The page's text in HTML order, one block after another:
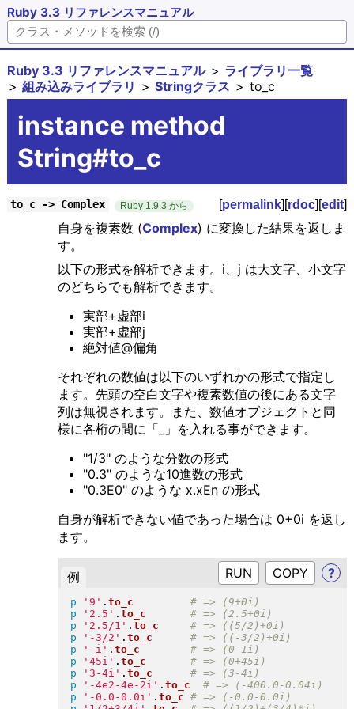
Ruby 3.3 リファレンスマニュアル
Ruby 3.3 リファレンスマニュアル
ライブラリ一覧
組み込みライブラリ
Stringクラス to_c
instance method
String#to_c
to_c -> Complex Ruby 1.9.3 から [permalink][rdoc][edit]
自身を複素数 (Complex) に変換した結果を返しま
す。
以下の形式を解析できます。i、j は大文字、小文字
のどちらでも解析できます。
実部+虚部i
実部+虚部j
絶対値@偏角
それぞれの数値は以下のいずれかの形式で指定し
ます。先頭の空白文字や複素数値の後にある文字
列は無視されます。また、数値オブジェクトと同
様に各桁の間に「_」を入れる事ができます。
"1/3" のような分数の形式
"0.3" のような10進数の形式
"0.3E0" のような x.xEn の形式
自身が解析できない値であった場合は 0+0i を返し
ます。
例 RUN ?
p '9' . to_c
p
'2.5' . to_c
p
'2.5/1' . to_c
p
'-3/2' . to_c
p
'-i' . to_c
p
'45i' . to_c
p
'3-4i' . to_c
p
'-4e2-4e-2i' . to_c
p
'-0.0-0.0i' . to_c